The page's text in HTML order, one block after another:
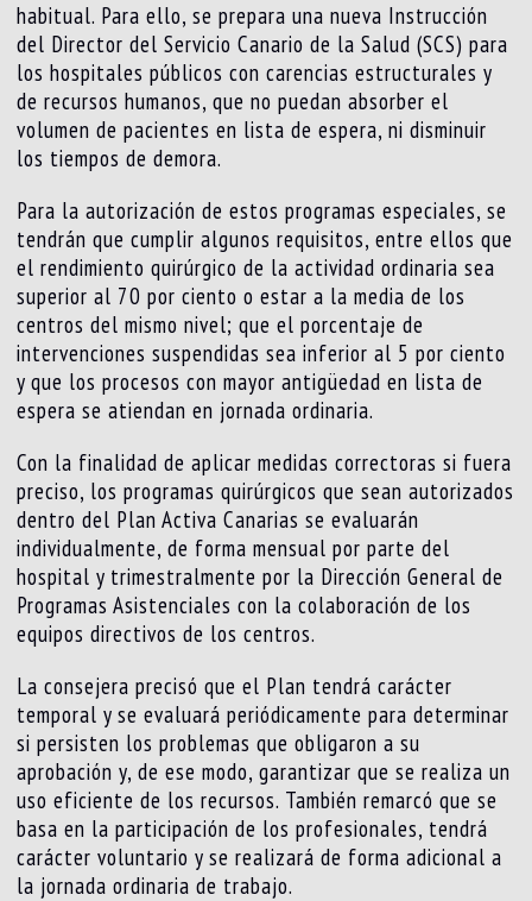
habitual. Para ello, se prepara una nueva Instrucción
del Director del Servicio Canario de la Salud (SCS) para
los hospitales públicos con carencias estructurales y
de recursos humanos, que no puedan absorber el
volumen de pacientes en lista de espera, ni disminuir
los tiempos de demora.
Para la autorización de estos programas especiales, se
tendrán que cumplir algunos requisitos, entre ellos que
el rendimiento quirúrgico de la actividad ordinaria sea
superior al 70 por ciento o estar a la media de los
centros del mismo nivel; que el porcentaje de
intervenciones suspendidas sea inferior al 5 por ciento
y que los procesos con mayor antigüedad en lista de
espera se atiendan en jornada ordinaria.
Con la finalidad de aplicar medidas correctoras si fuera
preciso, los programas quirúrgicos que sean autorizados
dentro del Plan Activa Canarias se evaluarán
individualmente, de forma mensual por parte del
hospital y trimestralmente por la Dirección General de
Programas Asistenciales con la colaboración de los
equipos directivos de los centros.
La consejera precisó que el Plan tendrá carácter
temporal y se evaluará periódicamente para determinar
si persisten los problemas que obligaron a su
aprobación y, de ese modo, garantizar que se realiza un
uso eficiente de los recursos. También remarcó que se
basa en la participación de los profesionales, tendrá
carácter voluntario y se realizará de forma adicional a
la jornada ordinaria de trabajo.